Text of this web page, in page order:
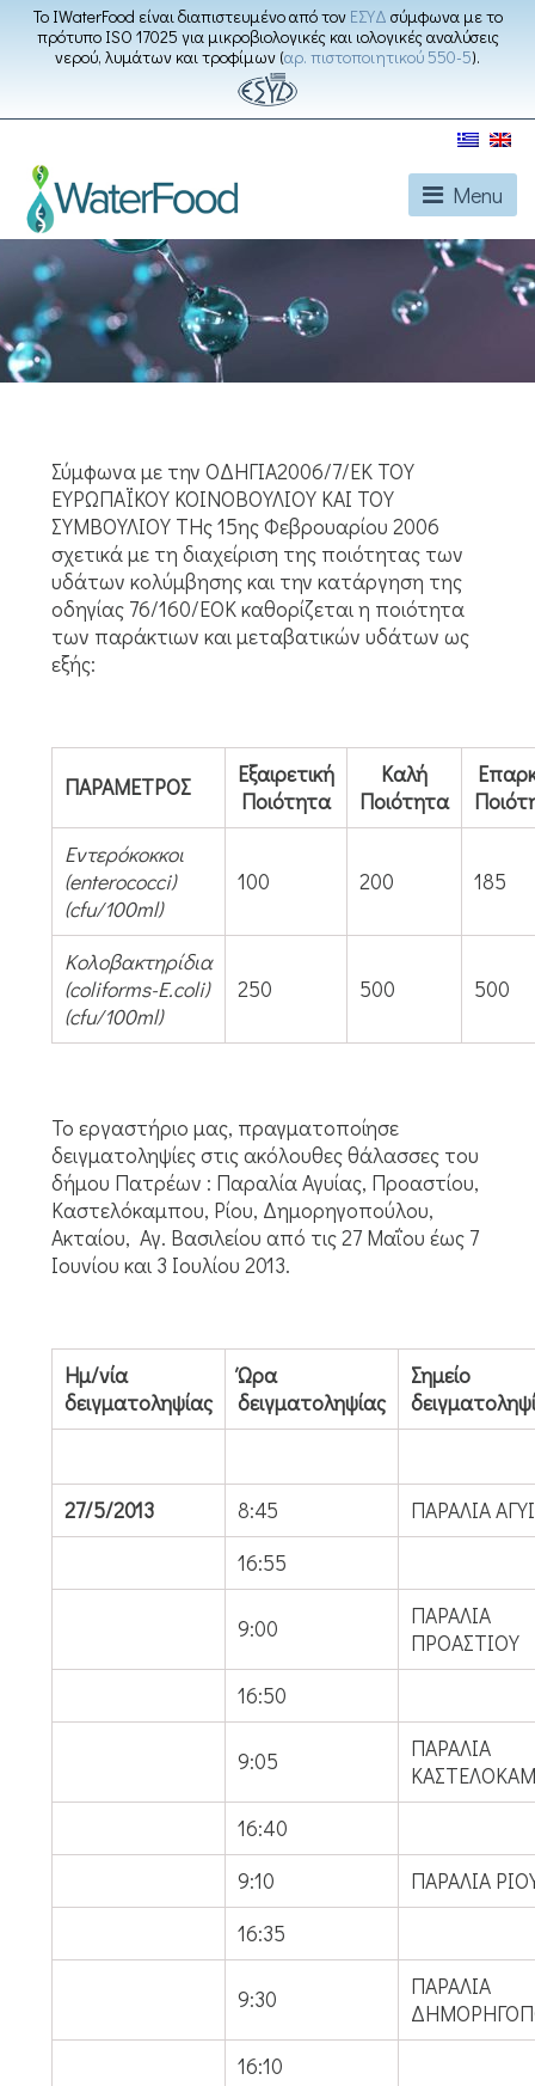
Το IWaterFood είναι διαπιστευμένο από τον ΕΣΥΔ σύμφωνα με το
πρότυπο ISO 17025 για μικροβιολογικές και ιολογικές αναλύσεις
νερού, λυμάτων και τροφίμων (αρ. πιστοποιητικού 550-5).
Menu
Σύμφωνα με την ΟΔΗΓΙΑ2006/7/ΕΚ ΤΟΥ
ΕΥΡΩΠΑΪΚΟΥ ΚΟΙΝΟΒΟΥΛΙΟΥ ΚΑΙ ΤΟΥ
ΣΥΜΒΟΥΛΙΟΥ ΤΗς 15ης Φεβρουαρίου 2006
σχετικά με τη διαχείριση της ποιότητας των
υδάτων κολύμβησης και την κατάργηση της
οδηγίας 76/160/ΕΟΚ καθορίζεται η ποιότητα
των παράκτιων και μεταβατικών υδάτων ως
εξής:
ΠΑΡΑΜΕΤΡΟΣ
Εξαιρετική
Ποιότητα
Καλή
Ποιότητα
Εντερόκοκκοι
(enterococci)
(cfu/100ml)
100 200 185
Κολοβακτηρίδια
(coliforms-E.coli)
(cfu/100ml)
250 500 500
Το εργαστήριο μας, πραγματοποίησε
δειγματοληψίες στις ακόλουθες θάλασσες του
δήμου Πατρέων : Παραλία Αγυίας, Προαστίου,
Καστελόκαμπου, Ρίου, Δημορηγοπούλου,
Ακταίου, Αγ. Βασιλείου από τις 27 Μαΐου έως 7
Ιουνίου και 3 Ιουλίου 2013.
Ημ/νία
δειγματοληψίας
Ώρα
δειγματοληψίας
Σημείο
27/5/2013 8:45
ΠΑΡΑΛΙΑ
16:55
9:00
ΠΑΡΑΛΙΑ
ΠΡΟΑΣΤΙΟΥ
16:50
9:05
ΠΑΡΑΛΙΑ
16:40
9:10
ΠΑΡΑΛΙΑ
16:35
9:30
ΠΑΡΑΛΙΑ
16:10